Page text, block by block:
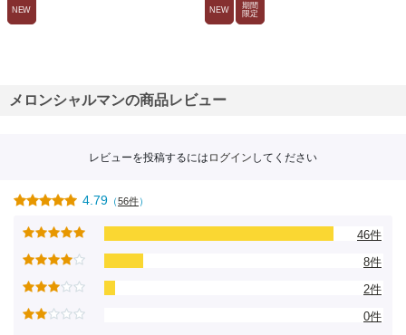
NEW NEW
期間
限定
メロンシャルマンの商品レビュー
レビューを投稿するには ログイン してください
4.79 （56件）
46件
8件
2件
0件